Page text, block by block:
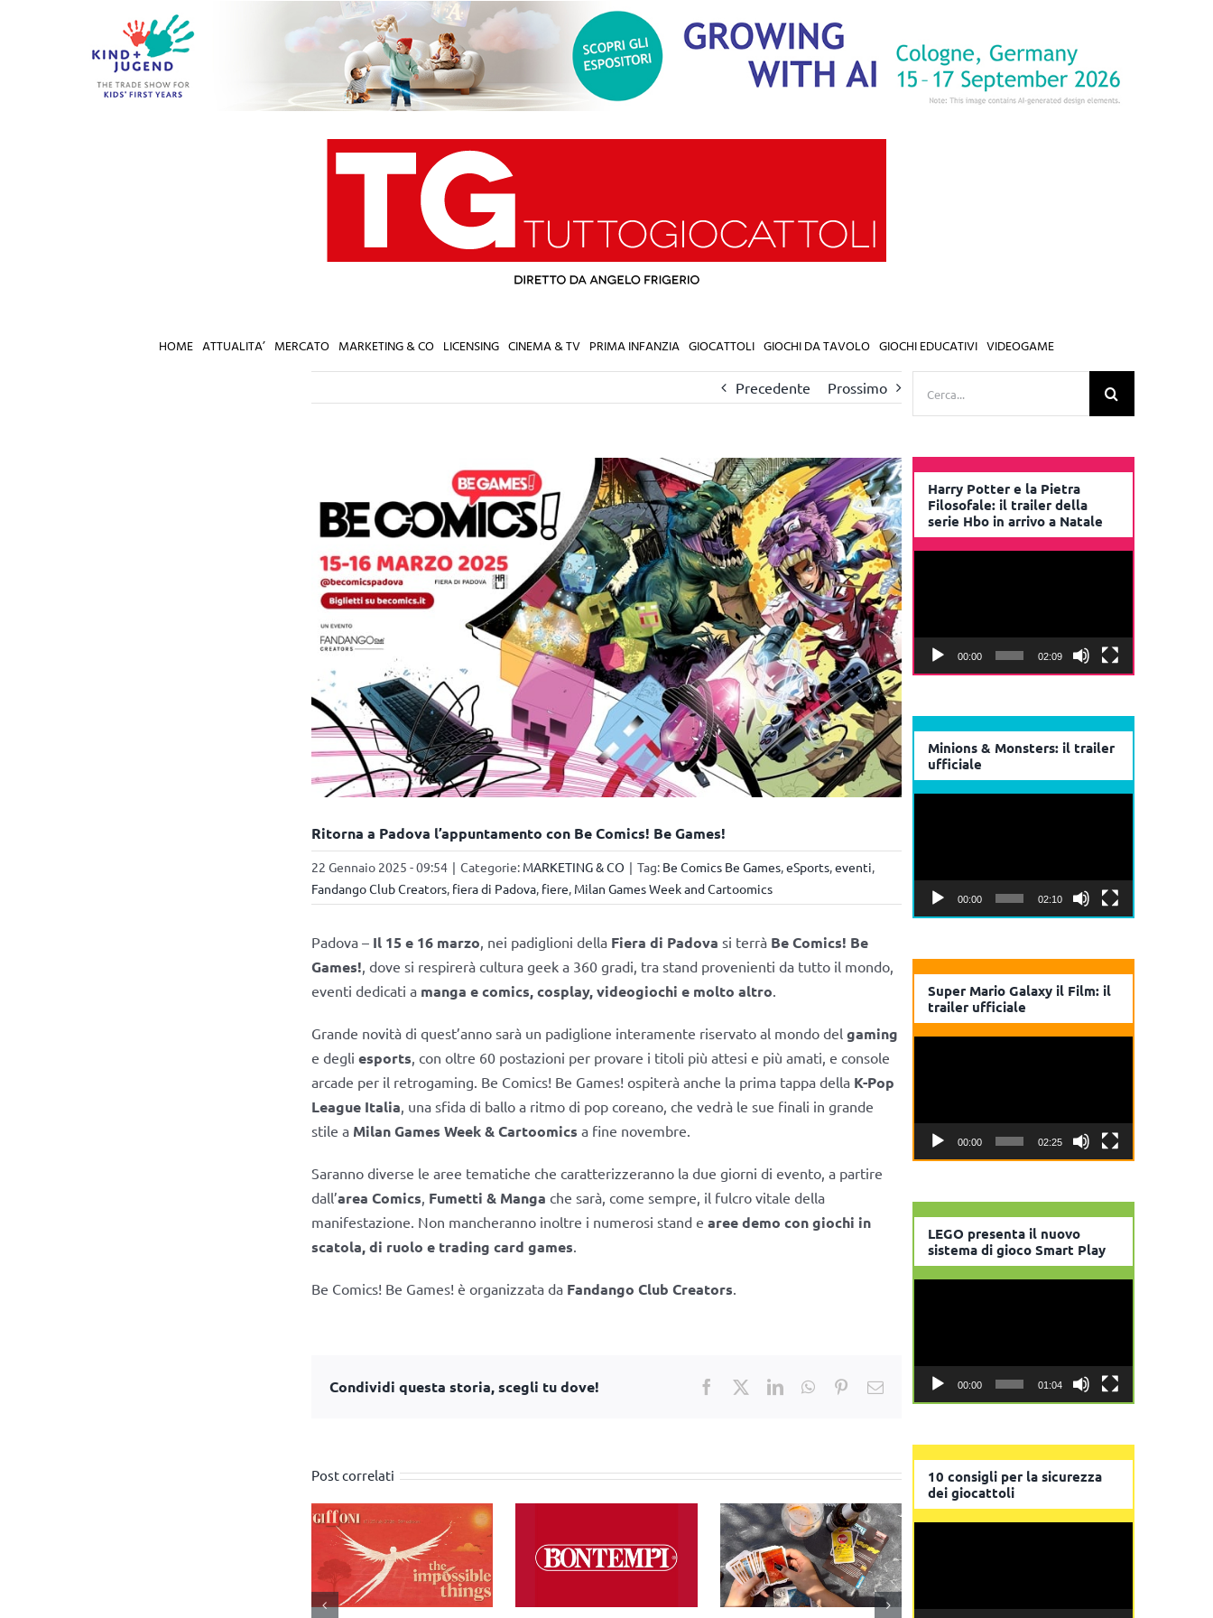
HOME ATTUALITA’ MERCATO MARKETING & CO LICENSING CINEMA & TV PRIMA INFANZIA GIOCATTOLI GIOCHI DA TAVOLO GIOCHI EDUCATIVI VIDEOGAME
Precedente Prossimo
Ritorna a Padova l’appuntamento con Be Comics! Be Games!
22 Gennaio 2025 - 09:54 | Categorie: MARKETING & CO | Tag: Be Comics Be Games,eSports,eventi,
Fandango Club Creators, fiera di Padova, fiere, Milan Games Week and Cartoomics
Padova – Il 15 e 16 marzo , nei padiglioni della Fiera di Padova si terrà Be Comics! Be
Games! , dove si respirerà cultura geek a 360 gradi, tra stand provenienti da tutto il mondo,
eventi dedicati a manga e comics, cosplay, videogiochi e molto altro
Grande novità di quest’anno sarà un padiglione interamente riservato al mondo del gaming
e degli esports , con oltre 60 postazioni per provare i titoli più attesi e più amati, e console
arcade per il retrogaming. Be Comics! Be Games! ospiterà anche la prima tappa della K-Pop
League Italia , una sfida di ballo a ritmo di pop coreano, che vedrà le sue finali in grande
stile a Milan Games Week & Cartoomics a fine novembre.
Saranno diverse le aree tematiche che caratterizzeranno la due giorni di evento, a partire
dall’area Comics Fumetti & Manga che sarà, come sempre, il fulcro vitale della
manifestazione. Non mancheranno inoltre i numerosi stand e aree demo con giochi in
scatola, di ruolo e trading card games
Be Comics! Be Games! è organizzata da Fandango Club Creators
Condividi questa storia, scegli tu dove! Facebook LinkedInWhatsApp
PinterestEmail
Post correlati
Harry Potter e la Pietra
Filosofale: il trailer della
serie Hbo in arrivo a Natale
00:00 02:09
Minions & Monsters: il trailer
ufficiale
00:00 02:10
Super Mario Galaxy il Film: il
trailer ufficiale
00:00 02:25
LEGO presenta il nuovo
sistema di gioco Smart Play
00:00 01:04
10 consigli per la sicurezza
dei giocattoli